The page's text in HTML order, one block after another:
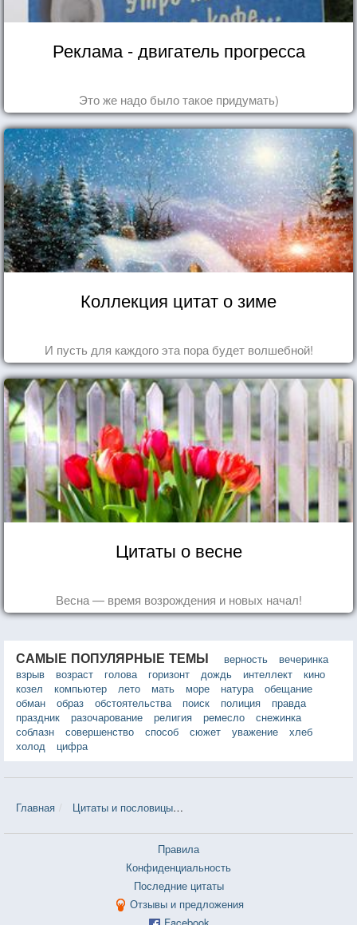
Реклама - двигатель прогресса
Это же надо было такое придумать)
Коллекция цитат о зиме
И пусть для каждого эта пора будет волшебной!
Цитаты о весне
Весна — время возрождения и новых начал!
САМЫЕ ПОПУЛЯРНЫЕ ТЕМЫ верность
вечеринка
взрыв
возраст голова горизонт дождь интеллект
кино
козел
компьютер лето мать море натура
обещание
обман
образ обстоятельства поиск полиция
правда
праздник
разочарование религия ремесло
снежинка
соблазн
совершенство способ сюжет уважение
хлеб
холод
цифра
Главная Цитаты и пословицы
Правила
Конфиденциальность
Последние цитаты
Отзывы и предложения